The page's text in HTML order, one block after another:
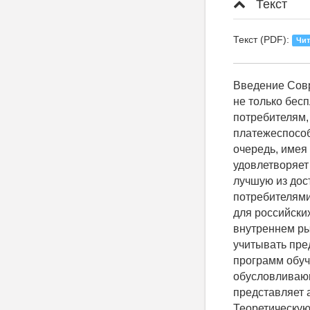
Текст
Текст (PDF):
Введение Современные вузы имеют возможность формировать свои доходы, оказывая не только бесплатные, финансируемые за счёт государства, образовательные услуги потребителям, но и услуги платного высшего образования, привлекая платежеспособных потребителей со всего мира. Современный потребитель, в свою очередь, имея возможность широкого выбора вузов и образовательных программ, удовлетворяет свои потребности в условиях ограниченных возможностей, выбирая лучшую из доступных ему программ обучения. Изучение факторов выбора потребителями платного высшего образования представляет собой актуальный интерес для российских вузов, участвующих в конкуренции за потребителя не только на внутреннем рынке, но и на мировом. Соперничая за рыночный спрос, вузам приходится учитывать предпочтения студентов, выбирающих среди широкого множества вузов и программ обучения на мировом рынке высшего образования. Поэтому изучение причин, обусловливающих готовность потребителя оплачивать высшее образование, представляет актуальную тему исследования, имеющую важное прикладное значение. Теоретическую основу современных исследований в области экономики образования составляют работы зарубежных учёных Г. Беккера [1] и М. Спенса [2], которые заложили фундаментальную базу исследований инвестиций в человеческий капитал и образовательных сигналов. Наиболее широко подобные вопросы освещали в своих работах такие современные российских учёные, как Т. В. Зак, [3], Е. О. Вострикова, А. П. Мешкова [4], В. А. Зернов [5]. Материалы исследования Образование в экономической науке исследуют с